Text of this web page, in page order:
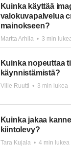
Kuinka käyttää
valokuvapalvelua
mainokseen?
Martta Arhila • 3 min
Kuinka nopeuttaa
käynnistämistä?
Ville Ruutti • 3 min lukea
Kuinka jakaa
kiintolevy?
Tara Kujala • 4 min lukea